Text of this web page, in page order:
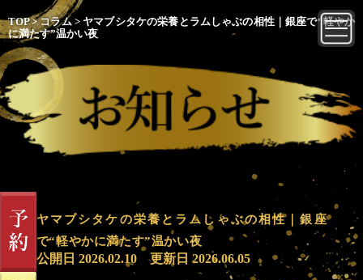
TOP>コラム> ヤマブシタケの栄養とラムしゃぶの相性｜銀座で“軽やか
に満たす”温かい夜
ヤマブシタケの栄養とラムしゃぶの相性｜銀座
で“軽やかに満たす”温かい夜
公開日 2026.02.10更新日2026.06.05